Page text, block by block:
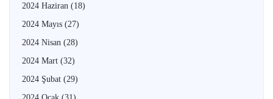
2024 Haziran (18)
2024 Mayıs (27)
2024 Nisan (28)
2024 Mart (32)
2024 Şubat (29)